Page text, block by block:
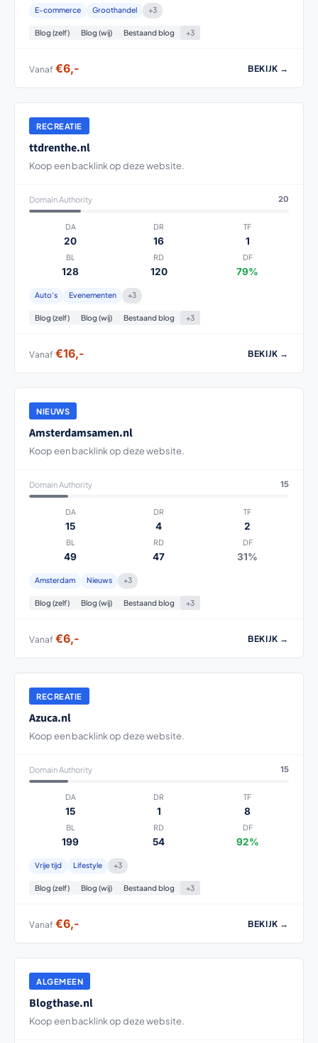
E-commerce Groothandel +3
Blog (zelf) Blog (wij) Bestaand blog +3
Vanaf €6,- BEKIJK →
RECREATIE
ttdrenthe.nl
Koop een backlink op deze website.
Domain Authority 20
DA
20
DR
16
TF
1
BL
128
RD
120
DF
79%
Auto's Evenementen +3
Blog (zelf) Blog (wij) Bestaand blog +3
Vanaf €16,- BEKIJK →
NIEUWS
Amsterdamsamen.nl
Koop een backlink op deze website.
Domain Authority 15
DA
15
DR
4
TF
2
BL
49
RD
47
DF
31%
Amsterdam Nieuws +3
Blog (zelf) Blog (wij) Bestaand blog +3
Vanaf €6,- BEKIJK →
RECREATIE
Azuca.nl
Koop een backlink op deze website.
Domain Authority 15
DA
15
DR
1
TF
8
BL
199
RD
54
DF
92%
Vrije tijd Lifestyle +3
Blog (zelf) Blog (wij) Bestaand blog +3
Vanaf €6,- BEKIJK →
ALGEMEEN
Blogthase.nl
Koop een backlink op deze website.